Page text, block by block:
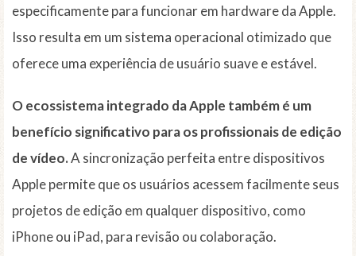
especificamente para funcionar em hardware da Apple.
Isso resulta em um sistema operacional otimizado que
oferece uma experiência de usuário suave e estável.
O ecossistema integrado da Apple também é um
benefício significativo para os profissionais de edição
de vídeo.A sincronização perfeita entre dispositivos
Apple permite que os usuários acessem facilmente seus
projetos de edição em qualquer dispositivo, como
iPhone ou iPad, para revisão ou colaboração.